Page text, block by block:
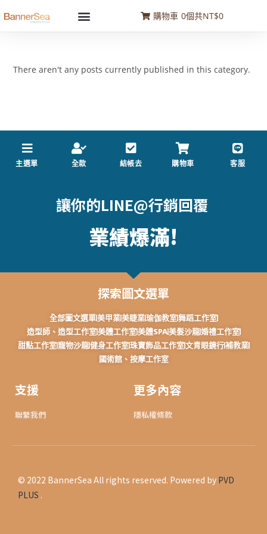
購物車 0個共NT$0
There aren't any posts currently published in this category.
主選單 全款 結帳去 購物車 客服
讓你的LINE@行銷回覆
業績爆滿!
探索圖文選單
全部圖文選單美甲業美睫業瑜伽教室舞蹈工作室
造型師、造型工作室美體工作室美體SPA美髮沙龍婚禮工作室
甜點工作室寵物沙龍健身工作室珠寶飾品工作室文青眼鏡行補教業
國術館、按摩工作室
支援
聯繫我們
更多內容
隱私權條款
© 2022 BannerSea All rights reserved. Powered by PVD
PLUS .